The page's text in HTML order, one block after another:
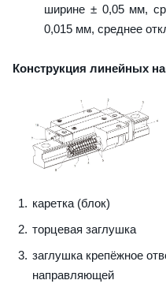
ширине ± 0,05 мм,
0,015 мм, среднее
Конструкция линейных
каретка (блок)
торцевая заглушка
заглушка крепёжное
направляющей